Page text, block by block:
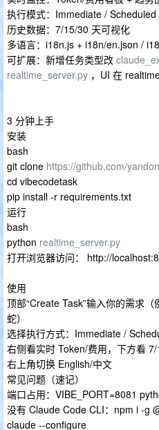
执行模式：Immediate /
历史数据：7/15/30 天可视化
多语言：i18n.js + i18n/en.json /
可扩展：新增任务类型改
realtime_server.py ，UI 在
3 分钟上手
安装
bash
git clone https://github.com/
cd vibecodetask
pip install -r requirements.txt
运行
bash
python realtime_server.py
打开浏览器访问： http://
使用
顶部“Create Task”输入你的需求
蛇）
选择执行方式：Immediate /
右侧看实时 Token/费用，下方看
右上角切换 English/中文
常见问题（速记）
端口占用：VIBE_PORT=8081
没有 Claude Code CLI：npm i -g
claude --configure